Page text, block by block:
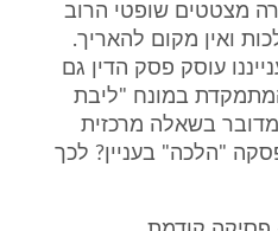
מצטטים שופטי הרוב
ואין מקום להאריך.
עוסק פסק הדין גם
במונח "ליבת
בשאלה מרכזית
"הלכה" בעניין? לכך